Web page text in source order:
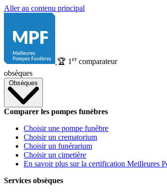
Aller au contenu principal
🏆 1 ercomparateur
obsèques
Obsèques
Comparer les pompes funèbres
Choisir une pompe funèbre
Choisir un crematorium
Choisir un funérarium
Choisir un cimetière
En savoir plus sur la certification Meilleures
Services obsèques